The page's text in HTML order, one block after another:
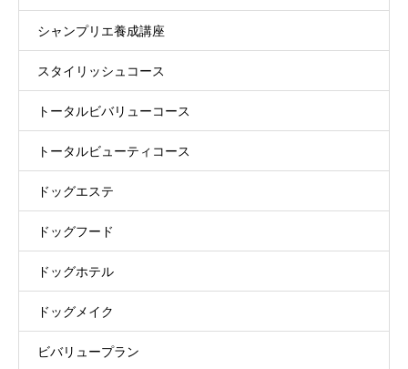
シャンプリエ養成講座
スタイリッシュコース
トータルビバリューコース
トータルビューティコース
ドッグエステ
ドッグフード
ドッグホテル
ドッグメイク
ビバリュープラン